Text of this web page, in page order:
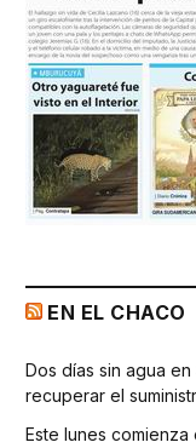
EN EL CHACO
Dos días sin agua
recuperar el
Este lunes